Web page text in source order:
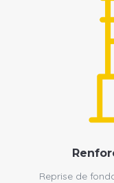
Reprise de